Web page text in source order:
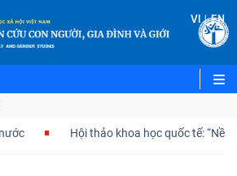
VI |EN
Hội thảo khoa học quốc tế: “Nền kinh